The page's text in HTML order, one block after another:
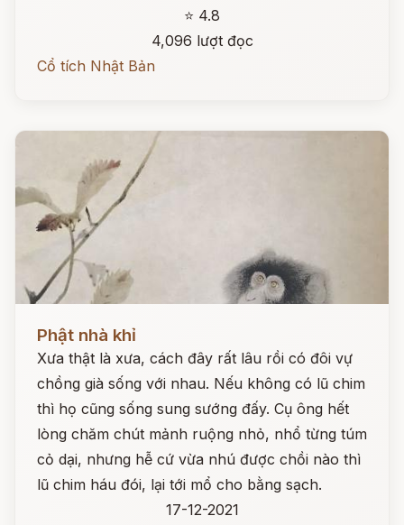
⭐ 4.8
4,096 lượt đọc
Cổ tích Nhật Bản
Phật nhà khỉ
Xưa thật là xưa, cách đây rất lâu rồi có đôi vự
chồng già sống với nhau. Nếu không có lũ chim
thì họ cũng sống sung sướng đấy. Cụ ông hết
lòng chăm chút mảnh ruộng nhỏ, nhổ từng túm
cỏ dại, nhưng hễ cứ vừa nhú được chồi nào thì
lũ chim háu đói, lại tới mổ cho bằng sạch.
17-12-2021